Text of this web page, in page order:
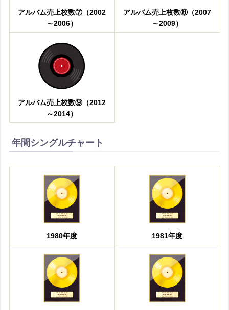
アルバム売上枚数⑦（2002
～2006）
アルバム売上枚数⑧（2007
～2009）
アルバム売上枚数⑨（2012
～2014）
年間シングルチャート
1980年度 1981年度